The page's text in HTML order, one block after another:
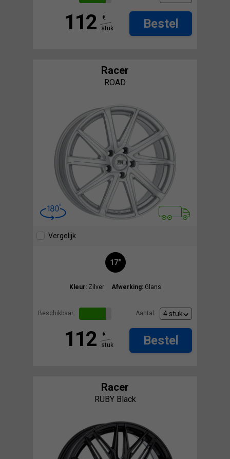
112
€
stuk
Bestel
Racer
ROAD
Vergelijk
17"
Kleur: Zilver Afwerking: Glans
Beschikbaar: Aantal:
112
€
stuk
Bestel
Racer
RUBY Black